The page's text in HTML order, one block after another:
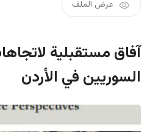
عرض الملف
آفاق مستقبلية
السوريين في الأردن